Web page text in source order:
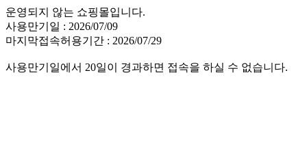
운영되지 않는 쇼핑몰입니다.
사용만기일 : 2026/07/09
마지막접속허용기간 : 2026/07/29
사용만기일에서 20일이 경과하면 접속을 하실 수 없습니다.